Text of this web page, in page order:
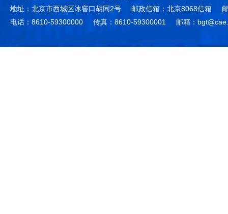
地址：北京市西城区冰窖口胡同2号
邮政信箱：北京8068信箱
电话：8610-59300000
传真：8610-59300001 邮箱：